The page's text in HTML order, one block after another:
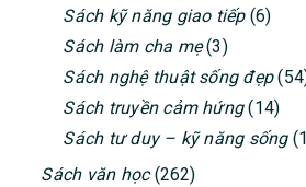
Sách kỹ năng giao tiếp(6)
Sách làm cha mẹ(3)
Sách nghệ thuật sống đẹp
Sách truyền cảm hứng(14)
Sách tư duy – kỹ năng sống
Sách văn học(262)